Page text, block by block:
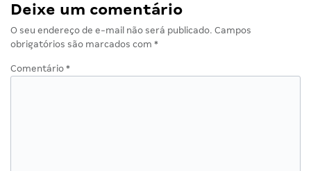
Deixe um comentário
O seu endereço de e-mail não será publicado. Campos
obrigatórios são marcados com *
Comentário *